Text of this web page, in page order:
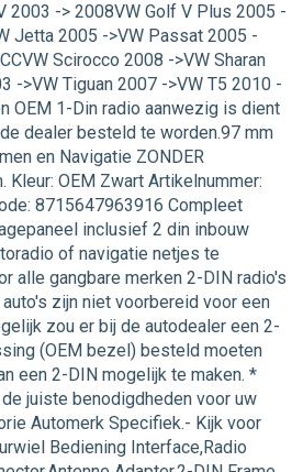
2003 -> 2008VW Golf V Plus 2005 -
Jetta 2005 ->VW Passat 2005 -
Scirocco 2008 ->VW Sharan
->VW Tiguan 2007 ->VW T5 2010 -
OEM 1-Din radio aanwezig is dient
dealer besteld te worden.97 mm
en Navigatie ZONDER
OEM Zwart Artikelnummer:
8715647963916 Compleet
inclusief 2 din inbouw
of navigatie netjes te
alle gangbare merken 2-DIN radio's
zijn niet voorbereid voor een
zou er bij de autodealer een 2-
(OEM bezel) besteld moeten
een 2-DIN mogelijk te maken. *
juiste benodigdheden voor uw
Automerk Specifiek.- Kijk voor
Bediening Interface,Radio